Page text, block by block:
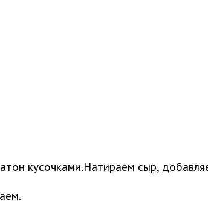
кусочками.Натираем сыр,